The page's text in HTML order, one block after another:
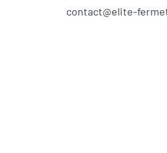
contact@elite-